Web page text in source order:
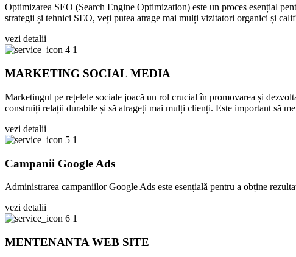
Optimizarea SEO (Search Engine Optimization) este un proces esențial
strategii și tehnici SEO, veți putea atrage mai mulți vizitatori organici și
vezi detalii
MARKETING SOCIAL MEDIA
Marketingul pe rețelele sociale joacă un rol crucial în promovarea și
construiți relații durabile și să atrageți mai mulți clienți. Este important să
vezi detalii
Campanii Google Ads
Administrarea campaniilor Google Ads este esențială pentru a obține
vezi detalii
MENTENANTA WEB SITE